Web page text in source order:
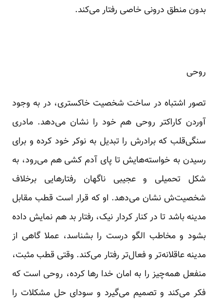
بدون منطق درونی خاصی رفتار می‌کند.
روحی
تصور اشتباه در ساخت شخصیت خاکستری، در به وجود
آوردن کاراکتر روحی هم خود را نشان می‌دهد. مادری
سنگی‌قلب که برادرش را تبدیل به نوکر خود کرده و برای
رسیدن به خواسته‌هایش تا پای آدم کشی هم می‌رود، به
شکل تحمیلی و عجیبی ناگهان رفتارهایی برخلاف
شخصیت‌ش نشان می‌دهد. او که قرار است قطب مقابل
مدینه باشد تا در کنار کردار نیک، رفتار بد هم نمایش داده
بشود و مخاطب الگو درست را بشناسد، عملا گاهی از
مدینه عاقلانه‌تر و فعال‌تر رفتار می‌کند. وقتی قطب مثبت،
منفعل همه‌چیز را به امان خدا رها کرده، روحی است که
فکر می‌کند و تصمیم می‌گیرد و سودای حل مشکلات را